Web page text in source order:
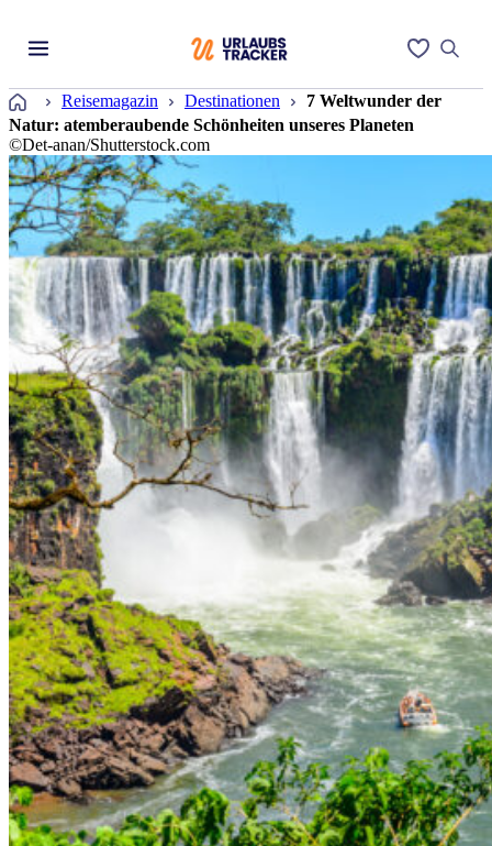
Startseite
Reisemagazin Destinationen
7 Weltwunder der
Natur: atemberaubende Schönheiten unseres Planeten
©Det-anan/Shutterstock.com